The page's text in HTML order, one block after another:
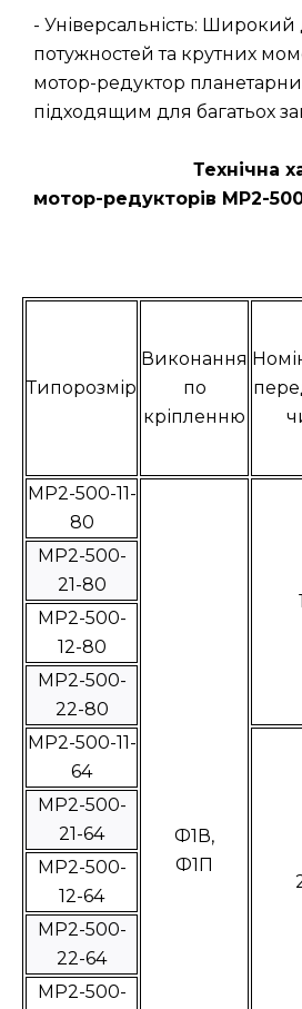
- Універсальність: Широкий
потужностей та крутних
мотор-редуктор
підходящим для багатьох
Технічна
мотор-редукторів МР2-
Типорозмір
Виконання
по
кріпленню
МР2-500-11-
80
Ф1В,
Ф1П
МР2-500-
21-80
МР2-500-
12-80
МР2-500-
22-80
МР2-500-11-
64
МР2-500-
21-64
МР2-500-
12-64
МР2-500-
22-64
МР2-500-